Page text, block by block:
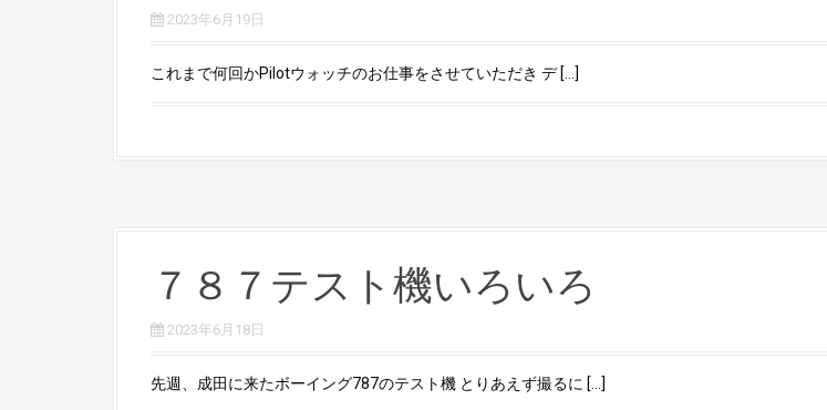
2023年6月19日
これまで何回かPilotウォッチのお仕事をさせていただき デ […]
７８７テスト機いろいろ
2023年6月18日
先週、成田に来たボーイング787のテスト機 とりあえず撮るに […]